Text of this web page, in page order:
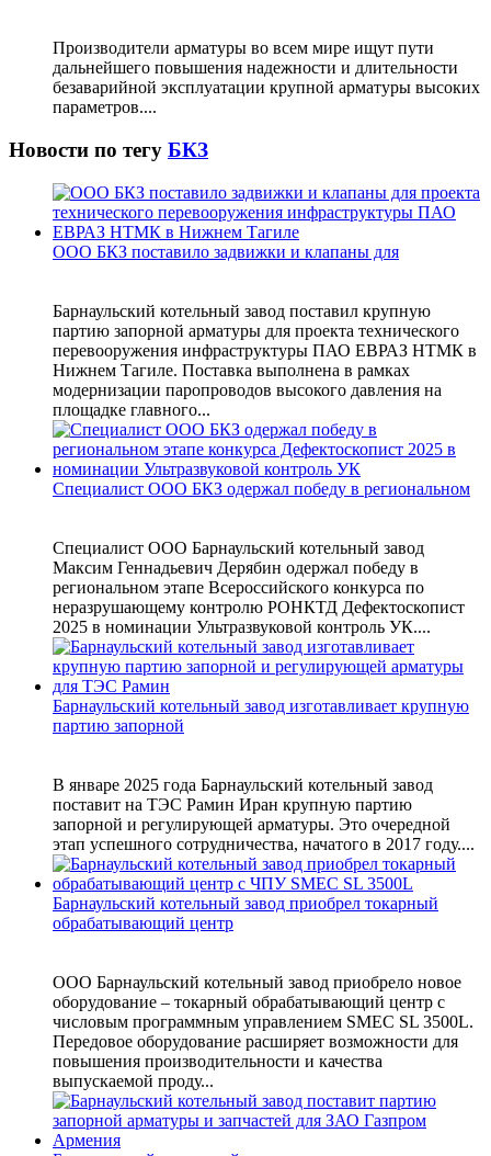
Производители арматуры во всем мире ищут пути
дальнейшего повышения надежности и длительности
безаварийной эксплуатации крупной арматуры высоких
параметров....
Новости по тегу БКЗ
ООО БКЗ поставило задвижки и клапаны для
Барнаульский котельный завод поставил крупную
партию запорной арматуры для проекта технического
перевооружения инфраструктуры ПАО ЕВРАЗ НТМК в
Нижнем Тагиле. Поставка выполнена в рамках
модернизации паропроводов высокого давления на
площадке главного...
Специалист ООО БКЗ одержал победу в региональном
Специалист ООО Барнаульский котельный завод
Максим Геннадьевич Дерябин одержал победу в
региональном этапе Всероссийского конкурса по
неразрушающему контролю РОНКТД Дефектоскопист
2025 в номинации Ультразвуковой контроль УК....
Барнаульский котельный завод изготавливает крупную
партию запорной
В январе 2025 года Барнаульский котельный завод
поставит на ТЭС Рамин Иран крупную партию
запорной и регулирующей арматуры. Это очередной
этап успешного сотрудничества, начатого в 2017 году....
Барнаульский котельный завод приобрел токарный
обрабатывающий центр
ООО Барнаульский котельный завод приобрело новое
оборудование – токарный обрабатывающий центр с
числовым программным управлением SMEC SL 3500L.
Передовое оборудование расширяет возможности для
повышения производительности и качества
выпускаемой проду...